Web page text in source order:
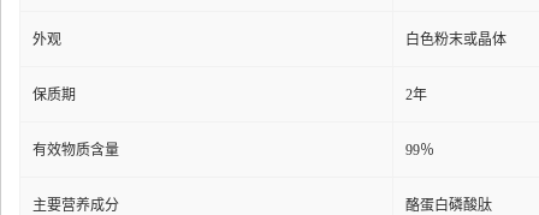
外观 白色粉末或晶体
保质期 2年
有效物质含量 99％
主要营养成分 酪蛋白磷酸肽